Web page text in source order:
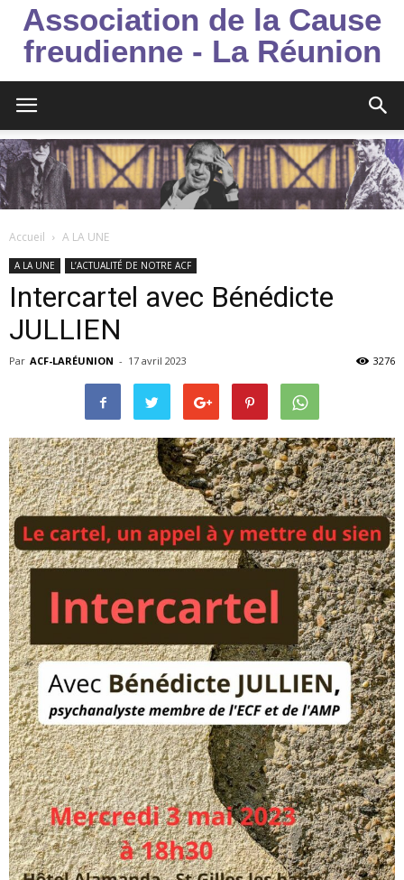
Association de la Cause
freudienne - La Réunion
Accueil A LA UNE
A LA UNE L’ACTUALITÉ DE NOTRE ACF
Intercartel avec Bénédicte
JULLIEN
Par ACF-LARÉUNION - 17 avril 2023 3276